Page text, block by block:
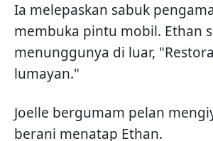
Ia melepaskan sabuk
membuka pintu mobil. Ethan
menunggunya di luar,
lumayan."
Joelle bergumam pelan
berani menatap Ethan.